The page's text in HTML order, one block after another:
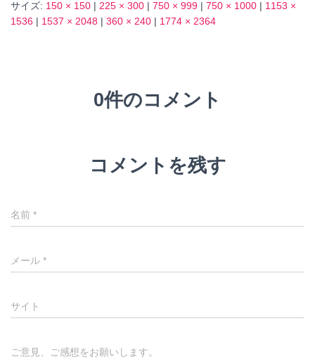
サイズ: 150 × 150 | 225 × 300 | 750 × 999 | 750 × 1000 | 1153 ×
1536 | 1537 × 2048 | 360 × 240 | 1774 × 2364
0件のコメント
コメントを残す
名前 *
メール *
サイト
ご意見、ご感想をお願いします。